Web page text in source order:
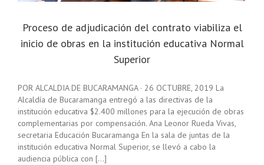
Proceso de adjudicación del contrato viabiliza el
inicio de obras en la institución educativa Normal
Superior
POR ALCALDIA DE BUCARAMANGA · 26 OCTUBRE, 2019 La
Alcaldía de Bucaramanga entregó a las directivas de la
institución educativa $2.400 millones para la ejecución de obras
complementarias por compensación. Ana Leonor Rueda Vivas,
secretaria Educación Bucaramanga En la sala de juntas de la
institución educativa Normal Superior, se llevó a cabo la
audiencia pública con [...]